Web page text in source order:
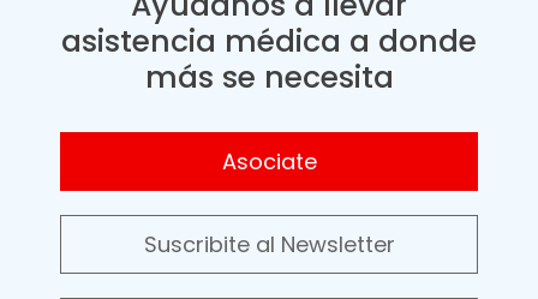
asistencia médica a donde
más se necesita
Asociate
Suscribite al Newsletter